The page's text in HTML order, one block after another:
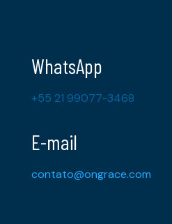
WhatsApp
+55 21 99077-3468
E-mail
contato@ongrace.com